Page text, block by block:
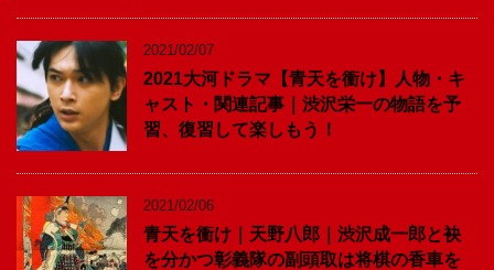
2021/02/07
2021大河ドラマ【青天を衝け】人物・キ
ャスト・関連記事｜渋沢栄一の物語を予
習、復習して楽しもう！
2021/02/06
青天を衝け｜天野八郎｜渋沢成一郎と袂
を分かつ彰義隊の副頭取は将棋の香車を